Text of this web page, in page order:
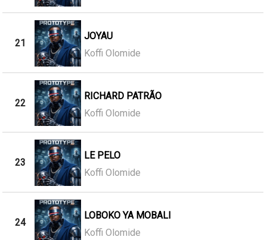
21
JOYAU
Koffi Olomide
22
RICHARD PATRÃO
Koffi Olomide
23
LE PELO
Koffi Olomide
24
LOBOKO YA MOBALI
Koffi Olomide